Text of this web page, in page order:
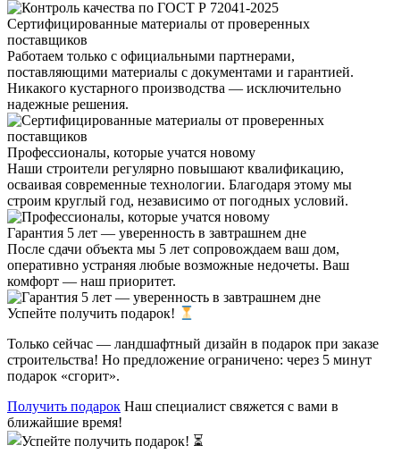
Сертифицированные материалы от проверенных
поставщиков
Работаем только с официальными партнерами,
поставляющими материалы с документами и гарантией.
Никакого кустарного производства — исключительно
надежные решения.
Профессионалы, которые учатся новому
Наши строители регулярно повышают квалификацию,
осваивая современные технологии. Благодаря этому мы
строим круглый год, независимо от погодных условий.
Гарантия 5 лет — уверенность в завтрашнем дне
После сдачи объекта мы 5 лет сопровождаем ваш дом,
оперативно устраняя любые возможные недочеты. Ваш
комфорт — наш приоритет.
Успейте получить подарок!
Только сейчас — ландшафтный дизайн в подарок при заказе
строительства! Но предложение ограничено: через 5 минут
подарок «сгорит».
Получить подарок Наш специалист свяжется с вами в
ближайшие время!